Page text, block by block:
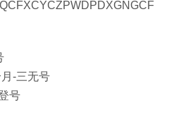
-三无号
号